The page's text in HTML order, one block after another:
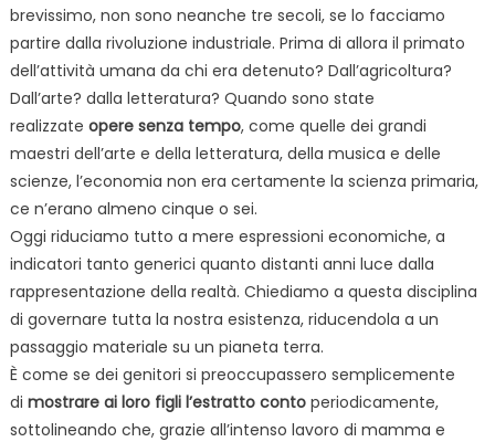
brevissimo, non sono neanche tre secoli, se lo facciamo
partire dalla rivoluzione industriale. Prima di allora il primato
dell’attività umana da chi era detenuto? Dall’agricoltura?
Dall’arte? dalla letteratura? Quando sono state
realizzate opere senza tempo, come quelle dei grandi
maestri dell’arte e della letteratura, della musica e delle
scienze, l’economia non era certamente la scienza primaria,
ce n’erano almeno cinque o sei.
Oggi riduciamo tutto a mere espressioni economiche, a
indicatori tanto generici quanto distanti anni luce dalla
rappresentazione della realtà. Chiediamo a questa disciplina
di governare tutta la nostra esistenza, riducendola a un
passaggio materiale su un pianeta terra.
È come se dei genitori si preoccupassero semplicemente
di mostrare ai loro figli l’estratto contoperiodicamente,
sottolineando che, grazie all’intenso lavoro di mamma e